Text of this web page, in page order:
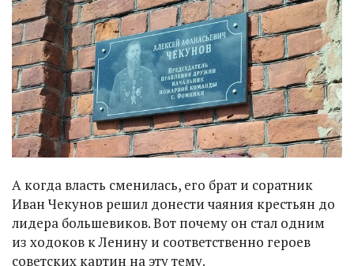
А когда власть сменилась, его брат и соратник
Иван Чекунов решил донести чаяния крестьян до
лидера большевиков. Вот почему он стал одним
из ходоков к Ленину и соответственно героев
советских картин на эту тему.